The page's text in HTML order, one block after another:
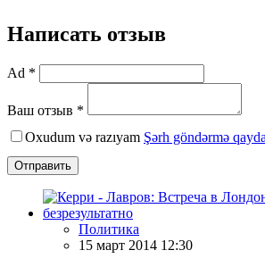
Написать отзыв
Ad *
Ваш отзыв *
Oxudum və razıyam Şərh göndərmə
Отправить
Политика
15 март 2014 12:30